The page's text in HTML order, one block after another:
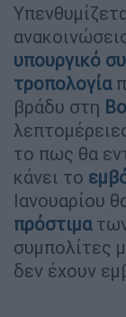
υπουργικό
τροπολογία
βράδυ στη
το πως θα
κάνει το
Ιανουαρίου
πρόστιμα
συμπολίτες
δεν έχουν